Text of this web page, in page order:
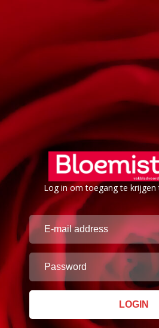
Log in om toegang te